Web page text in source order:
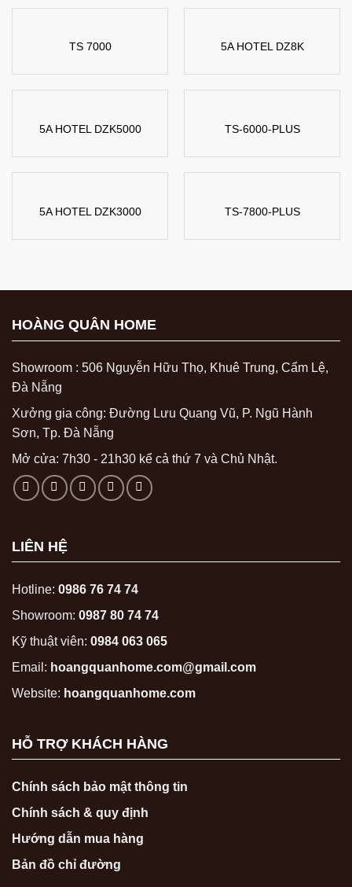
TS 7000 5A HOTEL DZ8K
5A HOTEL DZK5000 TS-6000-PLUS
5A HOTEL DZK3000 TS-7800-PLUS
HOÀNG QUÂN HOME
Showroom : 506 Nguyễn Hữu Thọ, Khuê Trung, Cẩm Lệ,
Đà Nẵng
Xưởng gia công: Đường Lưu Quang Vũ, P. Ngũ Hành
Sơn, Tp. Đà Nẵng
Mở cửa: 7h30 - 21h30 kể cả thứ 7 và Chủ Nhật.
LIÊN HỆ
Hotline: 0986 76 74 74
Showroom: 0987 80 74 74
Kỹ thuật viên: 0984 063 065
Email: hoangquanhome.com@gmail.com
Website: hoangquanhome.com
HỖ TRỢ KHÁCH HÀNG
Chính sách bảo mật thông tin
Chính sách & quy định
Hướng dẫn mua hàng
Bản đồ chỉ đường